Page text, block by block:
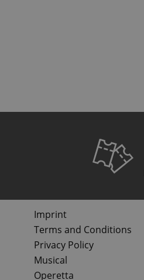
Imprint
Terms and Conditions
Privacy Policy
Musical
Operetta